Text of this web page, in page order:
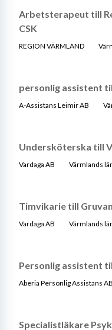
Arbetsterapeut till
CSK
REGION VÄRMLAND
personlig assistent
A-Assistans Leimir AB
Undersköterska till
Vardaga AB Värmlands
Timvikarie till
Vardaga AB Värmlands
Personlig assistent
Aberia Personlig Assistans AB
Specialistläkare